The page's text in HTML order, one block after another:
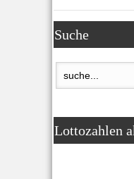
Suche
Lottozahlen